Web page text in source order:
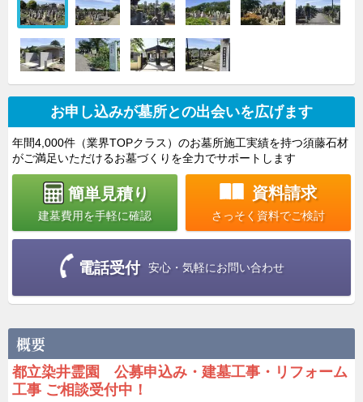
お申し込みが墓所との出会いを広げます
年間4,000件（業界TOPクラス）のお墓所施工実績を持つ須藤石材
がご満足いただけるお墓づくりを全力でサポートします
簡単見積り
建墓費用を手軽に確認
資料請求
さっそく資料でご検討
電話受付 安心・気軽にお問い合わせ
都立染井霊園 公募申込み・建墓工事・リフォーム
工事 ご相談受付中！